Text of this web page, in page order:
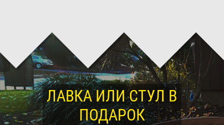
ЛАВКА ИЛИ СТУЛ В
ПОДАРОК